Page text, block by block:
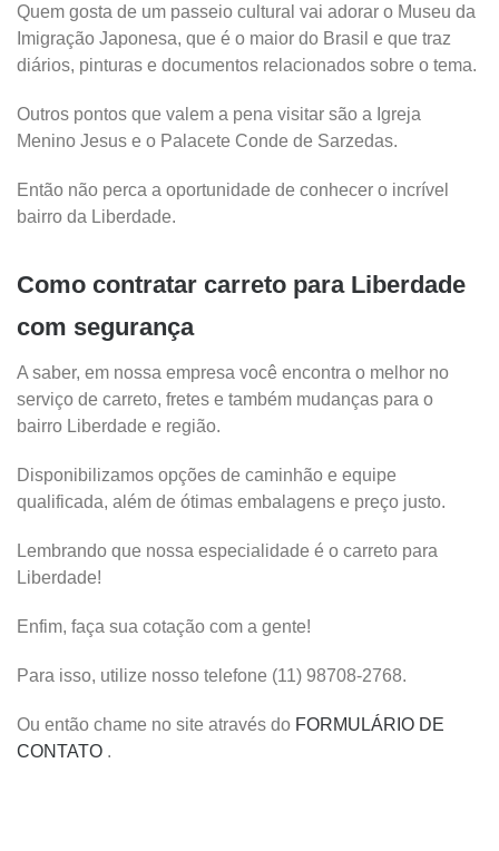
Quem gosta de um passeio cultural vai adorar o Museu da
Imigração Japonesa, que é o maior do Brasil e que traz
diários, pinturas e documentos relacionados sobre o tema.
Outros pontos que valem a pena visitar são a Igreja
Menino Jesus e o Palacete Conde de Sarzedas.
Então não perca a oportunidade de conhecer o incrível
bairro da Liberdade.
Como contratar carreto para Liberdade
com segurança
A saber, em nossa empresa você encontra o melhor no
serviço de carreto, fretes e também mudanças para o
bairro Liberdade e região.
Disponibilizamos opções de caminhão e equipe
qualificada, além de ótimas embalagens e preço justo.
Lembrando que nossa especialidade é o carreto para
Liberdade!
Enfim, faça sua cotação com a gente!
Para isso, utilize nosso telefone (11) 98708-2768.
Ou então chame no site através do FORMULÁRIO DE
CONTATO .